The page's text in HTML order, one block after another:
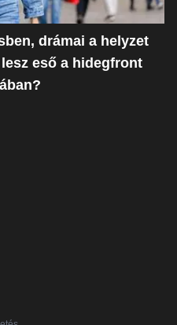
drámai a helyzet
eső a hidegfront